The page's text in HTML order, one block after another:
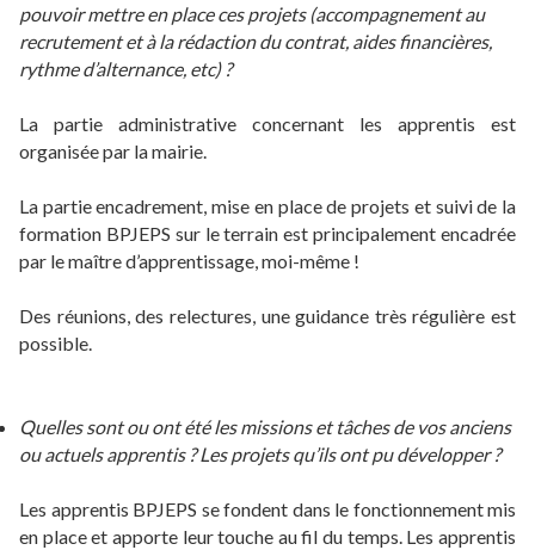
pouvoir mettre en place ces projets (accompagnement au
recrutement et à la rédaction du contrat, aides financières,
rythme d’alternance, etc) ?
La partie administrative concernant les apprentis est
organisée par la mairie.
La partie encadrement, mise en place de projets et suivi de la
formation BPJEPS sur le terrain est principalement encadrée
par le maître d’apprentissage, moi-même !
Des réunions, des relectures, une guidance très régulière est
possible.
Quelles sont ou ont été les missions et tâches de vos anciens
ou actuels apprentis ? Les projets qu’ils ont pu développer ?
Les apprentis BPJEPS se fondent dans le fonctionnement mis
en place et apporte leur touche au fil du temps. Les apprentis